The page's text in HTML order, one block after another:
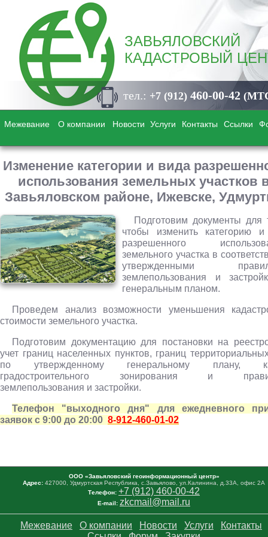
тел.: +7 (912) 460-00-42
Межевание О компании Новости Услуги Контакты Ссылки
ЗАВЬЯЛОВСКИЙ
КАДАСТРОВЫЙ
Изменение категории и вида
использования земельных участков
Завьяловском районе, Ижевске,
Подготовим документы для
чтобы изменить категорию
разрешенного
земельного участка в
утвержденными
землепользования и
генеральным планом.
Проведем анализ возможности уменьшения
стоимости земельного участка.
Подготовим документацию для постановки на
учет границ населенных пунктов, границ
по утвержденному генеральному плану,
градостроительного зонирования и
землепользования и застройки.
Телефон "выходного дня" для ежедневного
заявок с 9:00 до 20:00 8-912-460-01-02
ООО «Завьяловский геоинформационный центр»
Адрес: 427000, Удмуртская Республика, с.Завьялово, ул.Калинина, д.33А, офис 2А
Телефон: +7 (912) 460-00-42
E-mail: zkcmail@mail.ru
Межевание О компании Новости Услуги
Контакты